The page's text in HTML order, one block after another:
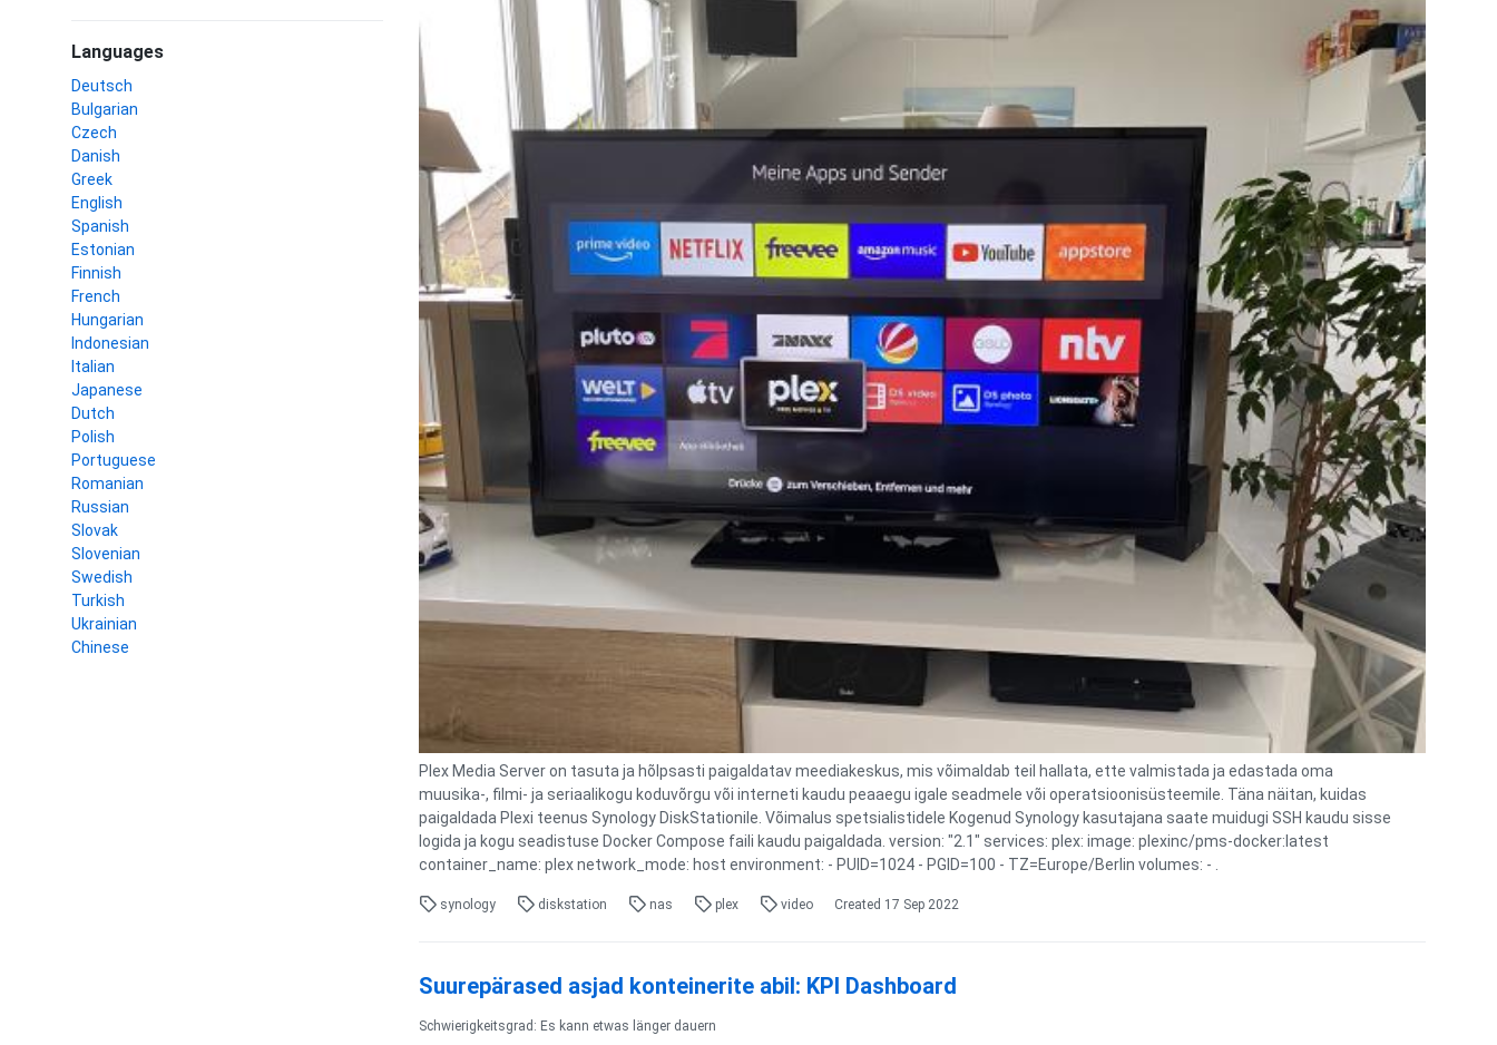
Languages
Deutsch
Bulgarian
Czech
Danish
Greek
English
Spanish
Estonian
Finnish
French
Hungarian
Indonesian
Italian
Japanese
Dutch
Polish
Portuguese
Romanian
Russian
Slovak
Slovenian
Swedish
Turkish
Ukrainian
Chinese
Plex Media Server on tasuta ja hõlpsasti paigaldatav meediakeskus, mis võimaldab teil hallata, ette valmistada ja edastada oma
muusika-, filmi- ja seriaalikogu koduvõrgu või interneti kaudu peaaegu igale seadmele või operatsioonisüsteemile. Täna näitan, kuidas
paigaldada Plexi teenus Synology DiskStationile. Võimalus spetsialistidele Kogenud Synology kasutajana saate muidugi SSH kaudu sisse
logida ja kogu seadistuse Docker Compose faili kaudu paigaldada. version: "2.1" services: plex: image: plexinc/pms-docker:latest
container_name: plex network_mode: host environment: - PUID=1024 - PGID=100 - TZ=Europe/Berlin volumes: - .
synology diskstation nas plex video Created 17 Sep 2022
Suurepärased asjad konteinerite abil: KPI Dashboard
Schwierigkeitsgrad: Es kann etwas länger dauern